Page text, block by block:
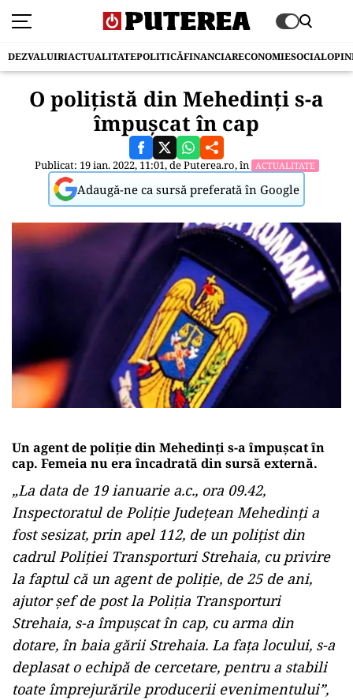
DEZVALUIRIACTUALITATEPOLITICĂFINANCIARECONOMIESOCIAL
O polițistă din Mehedinți s-a
împușcat în cap
Publicat: 19 ian. 2022, 11:01, dePuterea.ro, în ACTUALITATE
Adaugă-ne ca sursă preferată în Google
Un agent de poliție din Mehedinți s-a împușcat în
cap. Femeia nu era încadrată din sursă externă.
„La data de 19 ianuarie a.c., ora 09.42,
Inspectoratul de Poliție Județean Mehedinți a
fost sesizat, prin apel 112, de un polițist din
cadrul Poliției Transporturi Strehaia, cu privire
la faptul că un agent de poliție, de 25 de ani,
ajutor șef de post la Poliția Transporturi
Strehaia, s-a împușcat în cap, cu arma din
dotare, în baia gării Strehaia. La fața locului, s-a
deplasat o echipă de cercetare, pentru a stabili
toate împrejurările producerii evenimentului”,